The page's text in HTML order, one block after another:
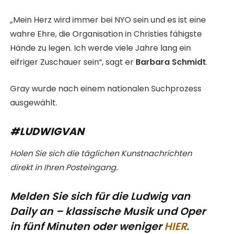
„Mein Herz wird immer bei NYO sein und es ist eine
wahre Ehre, die Organisation in Christies fähigste
Hände zu legen. Ich werde viele Jahre lang ein
eifriger Zuschauer sein“, sagt er Barbara Schmidt.
Gray wurde nach einem nationalen Suchprozess
ausgewählt.
#LUDWIGVAN
Holen Sie sich die täglichen Kunstnachrichten
direkt in Ihren Posteingang.
Melden Sie sich für die Ludwig van
Daily an – klassische Musik und Oper
in fünf Minuten oder wenigerHIER.